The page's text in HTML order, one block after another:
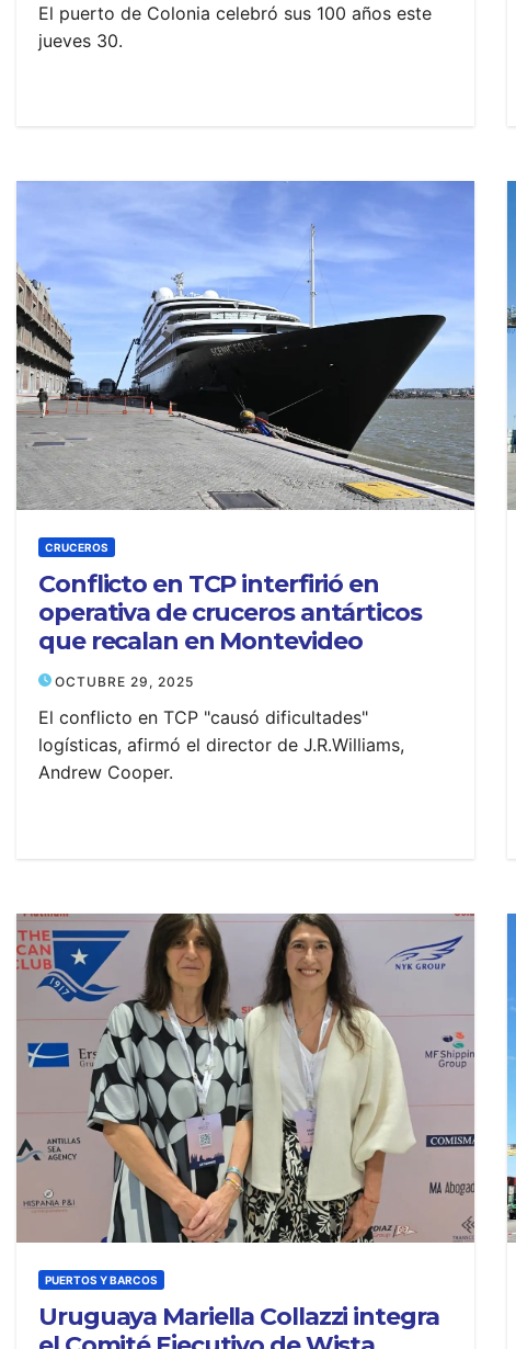
El puerto de Colonia celebró sus 100 años este
jueves 30.
CRUCEROS
Conflicto en TCP interfirió en
operativa de cruceros antárticos
que recalan en Montevideo
OCTUBRE 29, 2025
El conflicto en TCP "causó dificultades"
logísticas, afirmó el director de J.R.Williams,
Andrew Cooper.
PUERTOS Y BARCOS
Uruguaya Mariella Collazzi integra